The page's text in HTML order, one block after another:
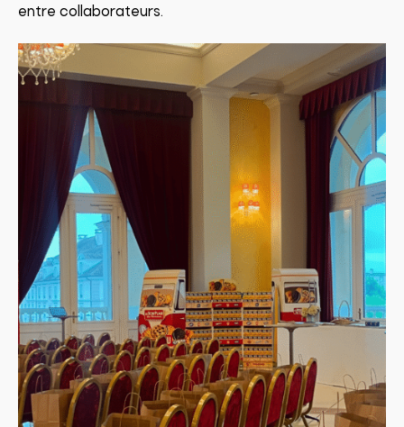
entre collaborateurs.